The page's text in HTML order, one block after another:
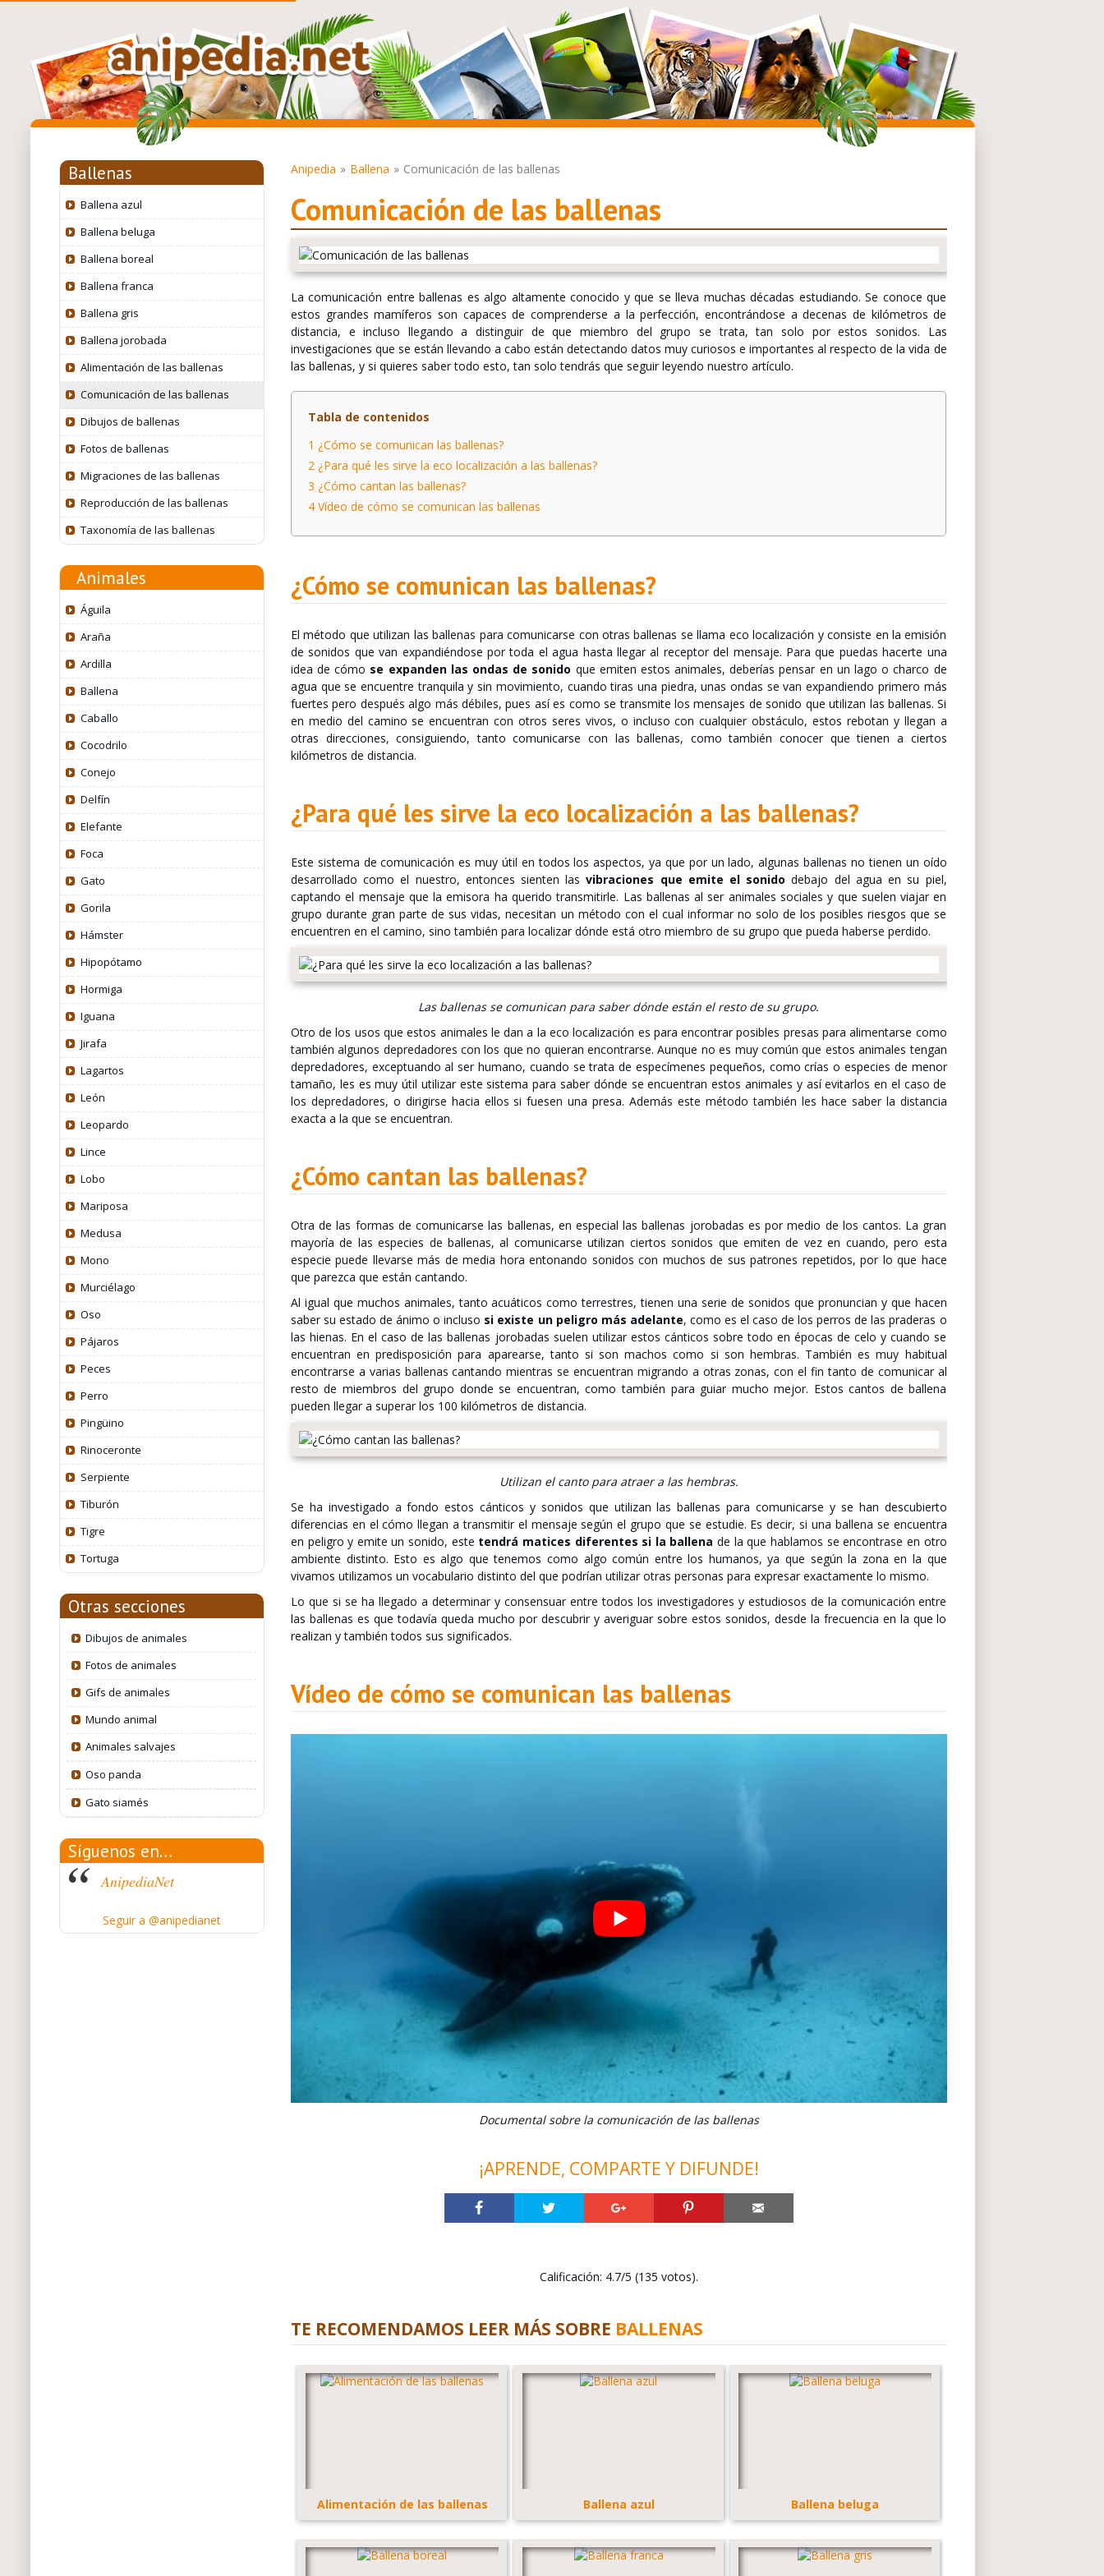
Ballenas
Ballena azul
Ballena beluga
Ballena boreal
Ballena franca
Ballena gris
Ballena jorobada
Alimentación de las ballenas
Comunicación de las ballenas
Dibujos de ballenas
Fotos de ballenas
Migraciones de las ballenas
Reproducción de las ballenas
Taxonomía de las ballenas
Animales
Águila
Araña
Ardilla
Ballena
Caballo
Cocodrilo
Conejo
Delfín
Elefante
Foca
Gato
Gorila
Hámster
Hipopótamo
Hormiga
Iguana
Jirafa
Lagartos
León
Leopardo
Lince
Lobo
Mariposa
Medusa
Mono
Murciélago
Oso
Pájaros
Peces
Perro
Pingüino
Rinoceronte
Serpiente
Tiburón
Tigre
Tortuga
Otras secciones
Dibujos de animales
Fotos de animales
Gifs de animales
Mundo animal
Animales salvajes
Oso panda
Gato siamés
Síguenos en…
AnipediaNet
Seguir a @anipedianet
Anipedia Ballena Comunicación de las ballenas
Comunicación de las ballenas
La comunicación entre ballenas es algo altamente conocido y que se lleva muchas décadas estudiando. Se conoce que
estos grandes mamíferos son capaces de comprenderse a la perfección, encontrándose a decenas de kilómetros de
distancia, e incluso llegando a distinguir de que miembro del grupo se trata, tan solo por estos sonidos. Las
investigaciones que se están llevando a cabo están detectando datos muy curiosos e importantes al respecto de la vida de
las ballenas, y si quieres saber todo esto, tan solo tendrás que seguir leyendo nuestro artículo.
Tabla de contenidos
1 ¿Cómo se comunican las ballenas?
2¿Para qué les sirve la eco localización a las ballenas?
3 ¿Cómo cantan las ballenas?
4Vídeo de cómo se comunican las ballenas
¿Cómo se comunican las ballenas?
El método que utilizan las ballenas para comunicarse con otras ballenas se llama eco localización y consiste en la emisión
de sonidos que van expandiéndose por toda el agua hasta llegar al receptor del mensaje. Para que puedas hacerte una
idea de cómo se expanden las ondas de sonido que emiten estos animales, deberías pensar en un lago o charco de
agua que se encuentre tranquila y sin movimiento, cuando tiras una piedra, unas ondas se van expandiendo primero más
fuertes pero después algo más débiles, pues así es como se transmite los mensajes de sonido que utilizan las ballenas. Si
en medio del camino se encuentran con otros seres vivos, o incluso con cualquier obstáculo, estos rebotan y llegan a
otras direcciones, consiguiendo, tanto comunicarse con las ballenas, como también conocer que tienen a ciertos
kilómetros de distancia.
¿Para qué les sirve la eco localización a las ballenas?
Este sistema de comunicación es muy útil en todos los aspectos, ya que por un lado, algunas ballenas no tienen un oído
desarrollado como el nuestro, entonces sienten lasvibraciones que emite el sonido debajo del agua en su piel,
captando el mensaje que la emisora ha querido transmitirle. Las ballenas al ser animales sociales y que suelen viajar en
grupo durante gran parte de sus vidas, necesitan un método con el cual informar no solo de los posibles riesgos que se
encuentren en el camino, sino también para localizar dónde está otro miembro de su grupo que pueda haberse perdido.
Las ballenas se comunican para saber dónde están el resto de su grupo.
Otro de los usos que estos animales le dan a la eco localización es para encontrar posibles presas para alimentarse como
también algunos depredadores con los que no quieran encontrarse. Aunque no es muy común que estos animales tengan
depredadores, exceptuando al ser humano, cuando se trata de especímenes pequeños, como crías o especies de menor
tamaño, les es muy útil utilizar este sistema para saber dónde se encuentran estos animales y así evitarlos en el caso de
los depredadores, o dirigirse hacia ellos si fuesen una presa. Además este método también les hace saber la distancia
exacta a la que se encuentran.
¿Cómo cantan las ballenas?
Otra de las formas de comunicarse las ballenas, en especial las ballenas jorobadas es por medio de los cantos. La gran
mayoría de las especies de ballenas, al comunicarse utilizan ciertos sonidos que emiten de vez en cuando, pero esta
especie puede llevarse más de media hora entonando sonidos con muchos de sus patrones repetidos, por lo que hace
que parezca que están cantando.
Al igual que muchos animales, tanto acuáticos como terrestres, tienen una serie de sonidos que pronuncian y que hacen
saber su estado de ánimo o incluso si existe un peligro más adelante, como es el caso de los perros de las praderas o
las hienas. En el caso de las ballenas jorobadas suelen utilizar estos cánticos sobre todo en épocas de celo y cuando se
encuentran en predisposición para aparearse, tanto si son machos como si son hembras. También es muy habitual
encontrarse a varias ballenas cantando mientras se encuentran migrando a otras zonas, con el fin tanto de comunicar al
resto de miembros del grupo donde se encuentran, como también para guiar mucho mejor. Estos cantos de ballena
pueden llegar a superar los 100 kilómetros de distancia.
Utilizan el canto para atraer a las hembras.
Se ha investigado a fondo estos cánticos y sonidos que utilizan las ballenas para comunicarse y se han descubierto
diferencias en el cómo llegan a transmitir el mensaje según el grupo que se estudie. Es decir, si una ballena se encuentra
en peligro y emite un sonido, este tendrá matices diferentes si la ballena de la que hablamos se encontrase en otro
ambiente distinto. Esto es algo que tenemos como algo común entre los humanos, ya que según la zona en la que
vivamos utilizamos un vocabulario distinto del que podrían utilizar otras personas para expresar exactamente lo mismo.
Lo que si se ha llegado a determinar y consensuar entre todos los investigadores y estudiosos de la comunicación entre
las ballenas es que todavía queda mucho por descubrir y averiguar sobre estos sonidos, desde la frecuencia en la que lo
realizan y también todos sus significados.
Vídeo de cómo se comunican las ballenas
Documental sobre la comunicación de las ballenas
¡APRENDE, COMPARTE Y DIFUNDE!
Calificación: 4.7/5 (135 votos).
TE RECOMENDAMOS LEER MÁS SOBRE BALLENAS
Alimentación de las ballenas Ballena azul Ballena beluga